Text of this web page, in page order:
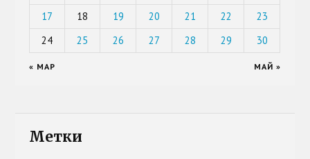
17
18 19 20 21 22
23
24
25 26 27 28 29 30
« МАР МАЙ »
Метки